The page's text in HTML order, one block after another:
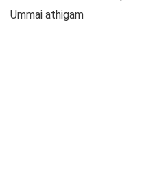
Ummai athigam